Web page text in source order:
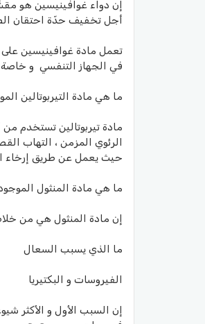
إن دواء غوافينيسين هو
أجل تخفيف حدّة احتقان
تعمل مادة غوافينيسين
في الجهاز التنفسي و خاصة
ما هي مادة التيربوتالين
مادة تيربوتالين تستخدم
الرئوي المزمن ، التهاب
حيث يعمل عن طريق إرخاء
ما هي مادة المنثول
إن مادة المنثول هي من
ما الذي يسبب السعال
الفيروسات و البكتيريا
إن السبب الأول و الأكثر